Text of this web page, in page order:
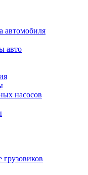
автомобиля
авто
насосов
грузовиков